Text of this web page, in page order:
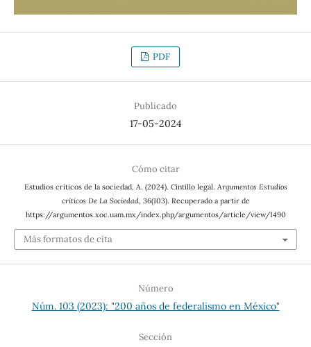
PDF
Publicado
17-05-2024
Cómo citar
Estudios críticos de la sociedad, A. (2024). Cintillo legal. Argumentos Estudios
críticos De La Sociedad, 36(103). Recuperado a partir de
https://argumentos.xoc.uam.mx/index.php/argumentos/article/view/1490
Más formatos de cita
Número
Núm. 103 (2023): "200 años de federalismo en México"
Sección